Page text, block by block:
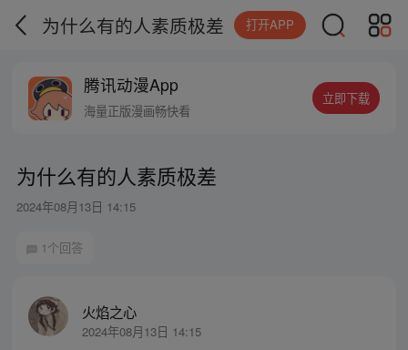
为什么有的人素质极差 打开APP
腾讯动漫App
海量正版漫画畅快看
立即下载
为什么有的人素质极差
2024年08月13日 14:15
1个回答
火焰之心
2024年08月13日 14:15